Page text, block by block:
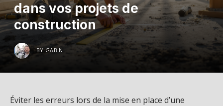
dans vos projets de
construction
BY GABIN
Éviter les erreurs lors de la mise en place d’une